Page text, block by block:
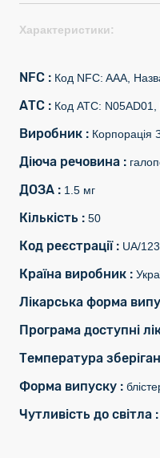
Характеристики:
NFC : Код NFC: AAA,
АТС : Код АТС:
Виробник : Корпорація
Діюча речовина :
ДОЗА : 1.5 мг
Кількість : 50
Код реєстрації : UA/
Країна виробник :
Лікарська форма
Програма доступні
Температура
Форма випуску :
Чутливість до світла :